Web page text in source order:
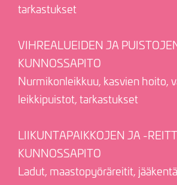
tarkastukset
VIHREALUEIDEN JA
KUNNOSSAPITO
Nurmikonleikkuu, kasvien hoito,
leikkipuistot, tarkastukset
LIIKUNTAPAIKKOJEN JA -
KUNNOSSAPITO
Ladut, maastopyöräreitit,